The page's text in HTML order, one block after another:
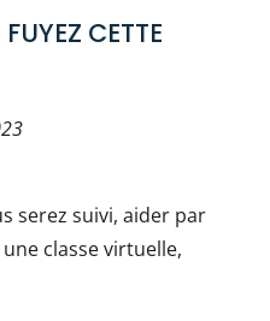
CETTE
serez suivi, aider par
classe virtuelle,